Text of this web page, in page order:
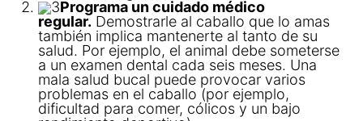
3Programa un cuidado médico
regular. Demostrarle al caballo que lo amas
también implica mantenerte al tanto de su
salud. Por ejemplo, el animal debe someterse
a un examen dental cada seis meses. Una
mala salud bucal puede provocar varios
problemas en el caballo (por ejemplo,
dificultad para comer, cólicos y un bajo